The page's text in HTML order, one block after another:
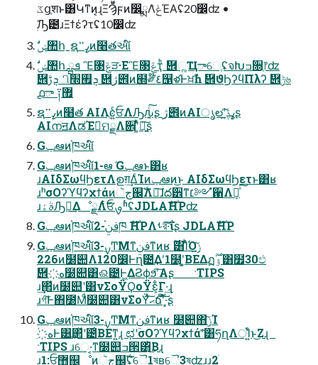
ػցֶशͱ͸Կͳͷ͔ɻΞϠϝͷ෼ྨΛݟͯΈΑ͏ʢ20෼ʣ •
࣭ٙԠ౴ɹΞϯέʔτʢ10෼ʣ
ࣗݾ঺հˍຊߨ࠲ͷ໨తઆ໌
὎ܯࢹிܯ࡯׭ ὎ژ౎ͷ๭༗໊٤஡ళͰਖ਼ࣾһ ὎ϑϦʔϥΠλʔ ὎ݱ৬
൧ా ༑޿
ຊߨ࠲ͷ໨త AIΛֶͼ͍ͨਓΛԠԉ͍ͨ͠ʂ ژ౎ͷAIൃలʹߩݙ͍ͨ͠ʂ
AIനॻΛಡΈࡅ͘ମྗΛ਎ʹ͚ͭͯཉ͍͠ʂ
Gݕఆͷ֓ཁઆ໌
Gݕఆͷ֓ཁઆ໌1-ఆٛ Gݕఆͱ͸ʁ
ɹAIδΣωϥϦετΛഉग़͢ΔͨΊͷݕఆͷ͜ͱ AIδΣωϥϦετͱ͸ʁ
ɹʰσΟʔϓϥʔχϯάͷجૅ஌ࣝΛ༗͠ɺద੾ͳ׆༻ํ਑Λܾఆͯ͠
ɹࣄۀԠ༻͢ΔೳྗΛ࣋ͭਓࡐʱʢJDLAެࣜHPʣ
Gݕఆͷ֓ཁઆ໌2-ࢼݧ֓ཁ ެࣜHPΛࢀর͠·͠ΐ͏ʂ JDLAެࣜHP
Gݕఆͷ֓ཁઆ໌3-࣮ࡍͲΜͳࢼݧͳͷʁ ࣌ؒ͸ΊͬͪΌݫ͍͠
226ͷ໰୊Λ120෼Ͱղ౴͢Δʹ1໰ʹ͔͚ΒΕΔฏۉ࣌ؒ͸໿30ඵ
὎҉ه໰୊͸ଈ౴Ͱ͖ΔϨϕϧʹ͠Α͏ʂ ˑTIPS
ɹ͢΂ͯͷ໰୊ʹ͸νΣοΫϘοΫε͕͋Γ·͢ɻ
ɹগ͠Ͱ΋೰Μͩ໰୊͸νΣοΫͯ͠ޙճ͠ʹͯ͠͠·͓͏ʂ
Gݕఆͷ֓ཁઆ໌3-࣮ࡍͲΜͳࢼݧͳͷʁ ໰୊΋ݫ͠Ί
ؙ҉هͰ͸͢΂ͯʹ౴͑ΒΕͳ͍ɻ ಛʹσΟʔϓϥʔχϯάʹؔͯ͠͸ཧղΛਂΊ͍ͨͱ͜Ζɻ
ˑTIPS ɹେ·͔ͳ໰୊ߏ੒͸ͪ͜Βɻ
ɹ1:ਓ޻஌ೳͷجૅ஌ࣝʢୈ1ষʙୈ3ষʣɹɹ2ׂ